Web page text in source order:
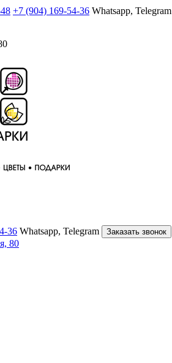
+7 (904) 169-54-36 Whatsapp, Telegram
36 Whatsapp, Telegram Заказать звонок
80